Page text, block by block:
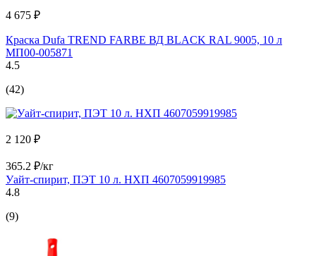
4 675 ₽
Краска Dufa TREND FARBE ВД BLACK RAL 9005, 10 л
МП00-005871
4.5
(42)
2 120 ₽
365.2 ₽/кг
Уайт-спирит, ПЭТ 10 л. НХП 4607059919985
4.8
(9)